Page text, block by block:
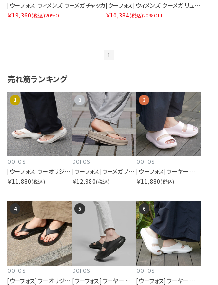
[ウーフォス]ウィメンズ ウーメガチャッカ
￥19,360(税込)20%OFF
[ウーフォス]ウィメンズ ウーメガ リュクス
￥10,384(税込)20%OFF
1
売れ筋ランキング
1
OOFOS
[ウーフォス]ウーオリジナルプラス チョーク
￥11,880(税込)
2
OOFOS
[ウーフォス]ウーメガ ノマド
￥12,980(税込)
3
OOFOS
[ウーフォス]ウーヤー プリムローズ
￥11,880(税込)
4
OOFOS
[ウーフォス]ウーオリジナル ブラック
5
OOFOS
[ウーフォス]ウーヤー ブラック
6
OOFOS
[ウーフォス]ウーヤー チョーク